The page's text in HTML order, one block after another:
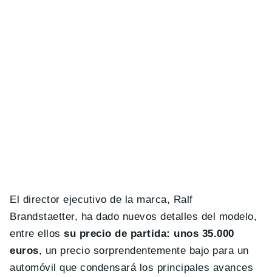
El director ejecutivo de la marca, Ralf
Brandstaetter, ha dado nuevos detalles del modelo,
entre ellossu precio de partida: unos 35.000
euros, un precio sorprendentemente bajo para un
automóvil que condensará los principales avances